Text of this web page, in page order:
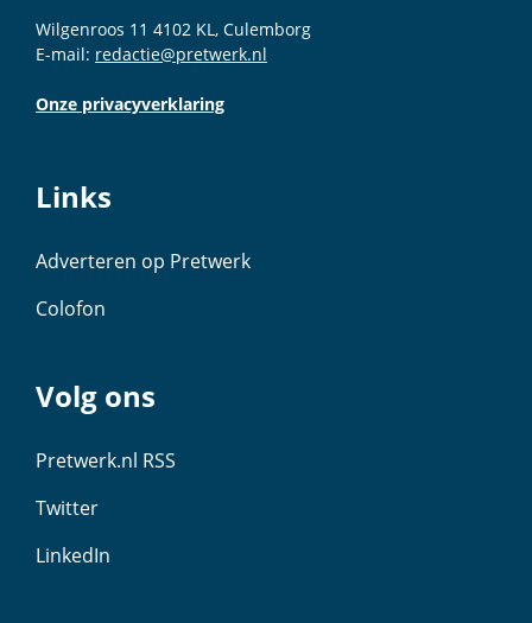
Wilgenroos 11 4102 KL, Culemborg
E-mail: redactie@pretwerk.nl
Onze privacyverklaring
Links
Adverteren op Pretwerk
Colofon
Volg ons
Pretwerk.nl RSS
Twitter
LinkedIn